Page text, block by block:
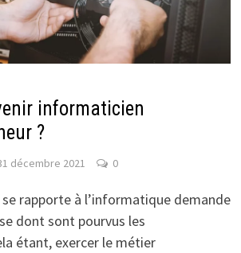
informaticien
?
décembre 2021 0
rapporte à l’informatique demande
dont sont pourvus les
étant, exercer le métier